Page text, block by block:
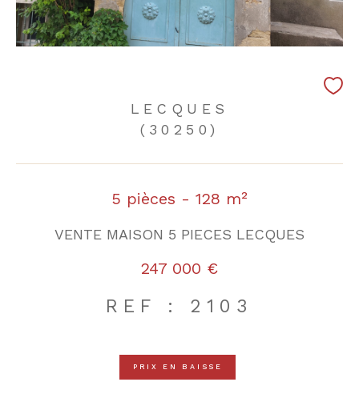
LECQUES
(30250)
5 pièces - 128 m²
VENTE MAISON 5 PIECES LECQUES
247 000 €
REF : 2103
PRIX EN BAISSE